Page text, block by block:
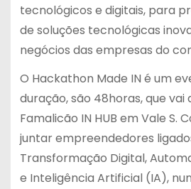
tecnológicos e digitais, para
de soluções tecnológicas
negócios das empresas do
O Hackathon Made IN é um
duração, são 48horas, que
Famalicão IN HUB em Vale S.
juntar empreendedores
Transformação Digital,
e Inteligência Artificial (IA),